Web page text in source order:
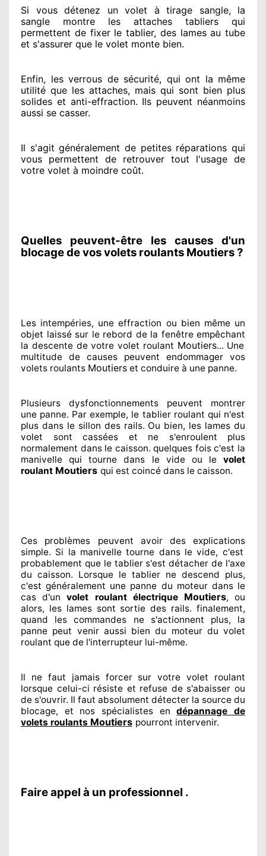
Si vous détenez un volet à tirage sangle, la
sangle montre les attaches tabliers qui
permettent de fixer le tablier, des lames au tube
et s'assurer que le volet monte bien.
Enfin, les verrous de sécurité, qui ont la même
utilité que les attaches, mais qui sont bien plus
solides et anti-effraction. Ils peuvent néanmoins
aussi se casser.
Il s'agit généralement de petites réparations qui
vous permettent de retrouver tout l'usage de
votre volet à moindre coût.
Quelles peuvent-être les causes d'un
blocage de vos volets roulants Moutiers ?
Les intempéries, une effraction ou bien même un
objet laissésur le rebord de la fenêtre empêchant
la descente de votre volet roulant Moutiers... Une
multitude de causes peuvent endommager vos
volets roulants Moutiers et conduire à une panne.
Plusieurs dysfonctionnements peuvent montrer
une panne. Par exemple, le tablier roulant qui n'est
plus dans le sillon des rails. Ou bien, les lames du
volet sont cassées et ne s'enroulent plus
normalement dans le caisson. quelques foisc'est la
manivelle qui tourne dans le vide ou le volet
roulant Moutiers qui est coincé dans le caisson.
Ces problèmes
peuvent avoir des explications
simple. Si la manivelle tourne dans le vide, c'est
probablement que le tablier s'est détacher de l'axe
du caisson. Lorsque le tablier ne descend plus,
c'est généralement une panne du moteur dans le
cas d'unvolet roulant électrique Moutiers, ou
alors, les lames sont sortie des rails. finalement,
quand les commandes ne s'actionnent plus, la
panne peut venir aussi bien du moteur du volet
roulant que de l'interrupteur lui-même.
Il ne faut jamais forcer sur votre volet roulant
lorsque celui-ci résiste et refuse de s'abaisser ou
de s'ouvrir. Il faut absolument détecter la source du
blocage, et nos spécialistes endépannage de
volets roulants Moutiers pourront intervenir.
Faire appel à un professionnel .